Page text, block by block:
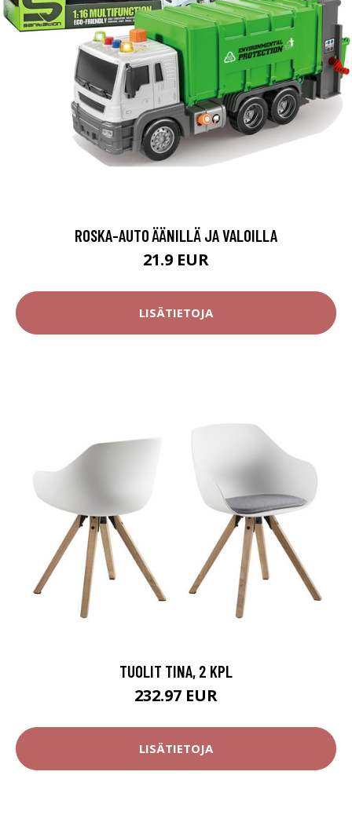
ROSKA-AUTO ÄÄNILLÄ JA VALOILLA
21.9 EUR
LISÄTIETOJA
TUOLIT TINA, 2 KPL
232.97 EUR
LISÄTIETOJA